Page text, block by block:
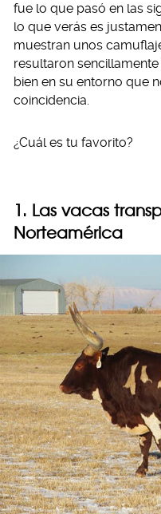
fue lo que pasó en las
lo que verás es
muestran unos
resultaron sencillamente
bien en su entorno que
coincidencia.
¿Cuál es tu favorito?
1. Las vacas
Norteamérica